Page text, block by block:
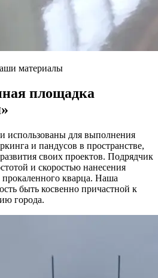
материалы
площадка
использованы для выполнения
и пандусов в пространстве,
своих проектов. Подрядчик
и скоростью нанесения
кварца. Наша
быть косвенно причастной к
города.